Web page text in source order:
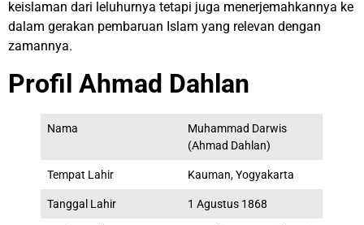
keislaman dari leluhurnya tetapi juga menerjemahkannya ke
dalam gerakan pembaruan Islam yang relevan dengan
zamannya.
Profil Ahmad Dahlan
Nama
Muhammad Darwis
(Ahmad Dahlan)
Tempat Lahir Kauman, Yogyakarta
Tanggal Lahir 1 Agustus 1868